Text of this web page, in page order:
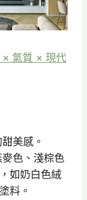
× 氣質 × 現代
美感。
色、淺棕色
如奶白色絨
料。